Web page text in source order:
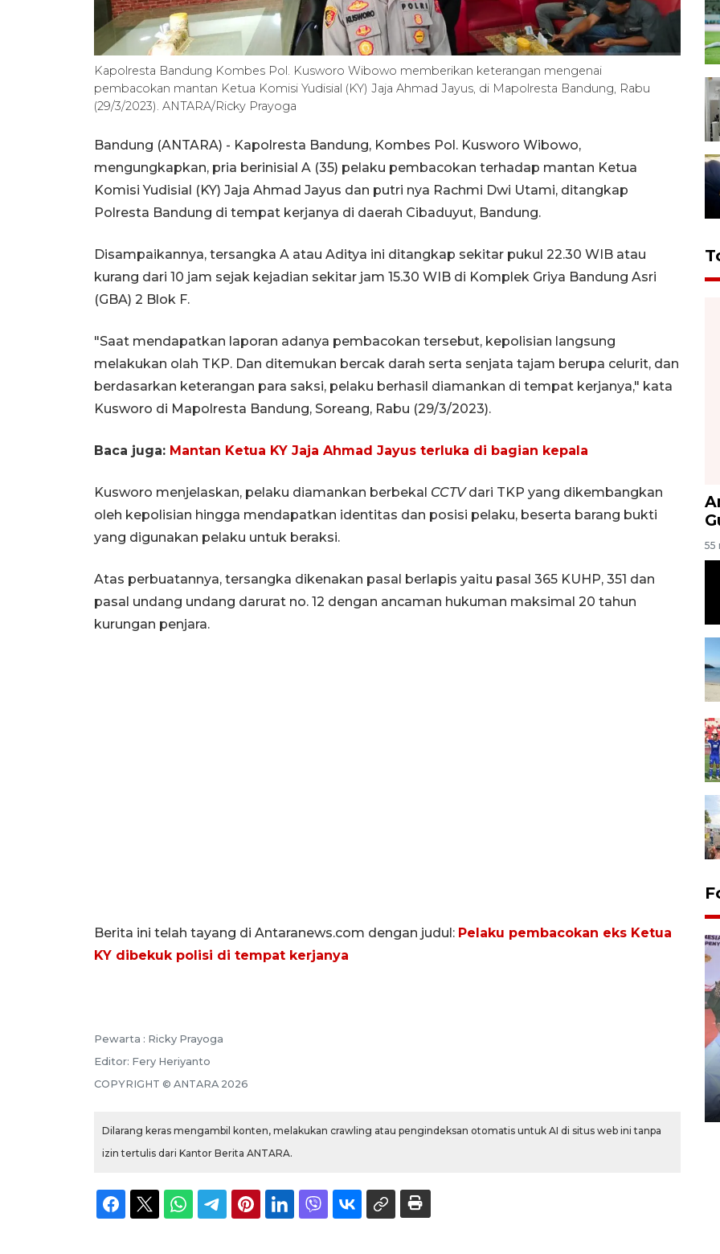
Kapolresta Bandung Kombes Pol. Kusworo Wibowo memberikan keterangan mengenai
pembacokan mantan Ketua Komisi Yudisial (KY) Jaja Ahmad Jayus, di Mapolresta Bandung, Rabu
(29/3/2023). ANTARA/Ricky Prayoga
Bandung (ANTARA) - Kapolresta Bandung, Kombes Pol. Kusworo Wibowo,
mengungkapkan, pria berinisial A (35) pelaku pembacokan terhadap mantan Ketua
Komisi Yudisial (KY) Jaja Ahmad Jayus dan putri nya Rachmi Dwi Utami, ditangkap
Polresta Bandung di tempat kerjanya di daerah Cibaduyut, Bandung.
Disampaikannya, tersangka A atau Aditya ini ditangkap sekitar pukul 22.30 WIB atau
kurang dari 10 jam sejak kejadian sekitar jam 15.30 WIB di Komplek Griya Bandung Asri
(GBA) 2 Blok F.
"Saat mendapatkan laporan adanya pembacokan tersebut, kepolisian langsung
melakukan olah TKP. Dan ditemukan bercak darah serta senjata tajam berupa celurit, dan
berdasarkan keterangan para saksi, pelaku berhasil diamankan di tempat kerjanya," kata
Kusworo di Mapolresta Bandung, Soreang, Rabu (29/3/2023).
Baca juga: Mantan Ketua KY Jaja Ahmad Jayus terluka di bagian kepala
Kusworo menjelaskan, pelaku diamankan berbekal CCTVdari TKP yang dikembangkan
oleh kepolisian hingga mendapatkan identitas dan posisi pelaku, beserta barang bukti
yang digunakan pelaku untuk beraksi.
Atas perbuatannya, tersangka dikenakan pasal berlapis yaitu pasal 365 KUHP, 351 dan
pasal undang undang darurat no. 12 dengan ancaman hukuman maksimal 20 tahun
kurungan penjara.
Berita ini telah tayang di Antaranews.com dengan judul: Pelaku pembacokan eks Ketua
KY dibekuk polisi di tempat kerjanya
Pewarta : Ricky Prayoga
Editor: Fery Heriyanto
COPYRIGHT © ANTARA 2026
Dilarang keras mengambil konten, melakukan crawling atau pengindeksan otomatis untuk AI di situs web ini tanpa
izin tertulis dari Kantor Berita ANTARA.
55